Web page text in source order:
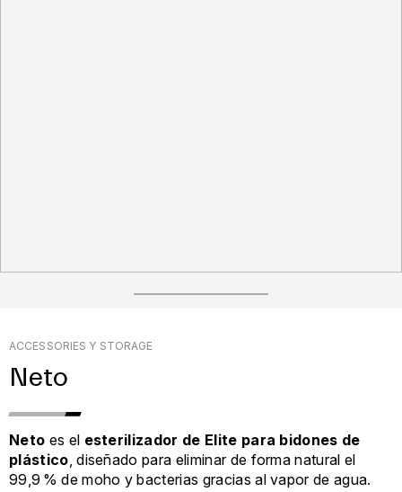
ACCESSORIES Y STORAGE
Neto
Neto es el esterilizador de Elite para bidones de
plástico, diseñado para eliminar de forma natural el
99,9 % de moho y bacterias gracias al vapor de agua.